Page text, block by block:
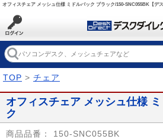
オフィスチェア メッシュ仕様 ミドルバック ブラック/150-SNC055BK【デス
TOP > チェア
オフィスチェア メッシュ仕様
ク
商品品番：
150-SNC055BK